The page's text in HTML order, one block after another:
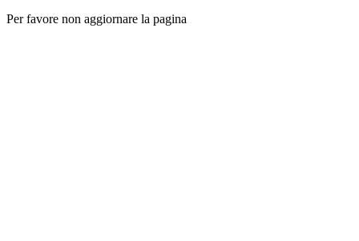
Per favore non aggiornare la pagina